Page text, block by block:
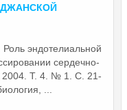
эндотелиальной
сердечно-
2004. Т. 4. № 1. С. 21-
...